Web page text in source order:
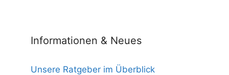
Informationen & Neues
Unsere Ratgeber im Überblick